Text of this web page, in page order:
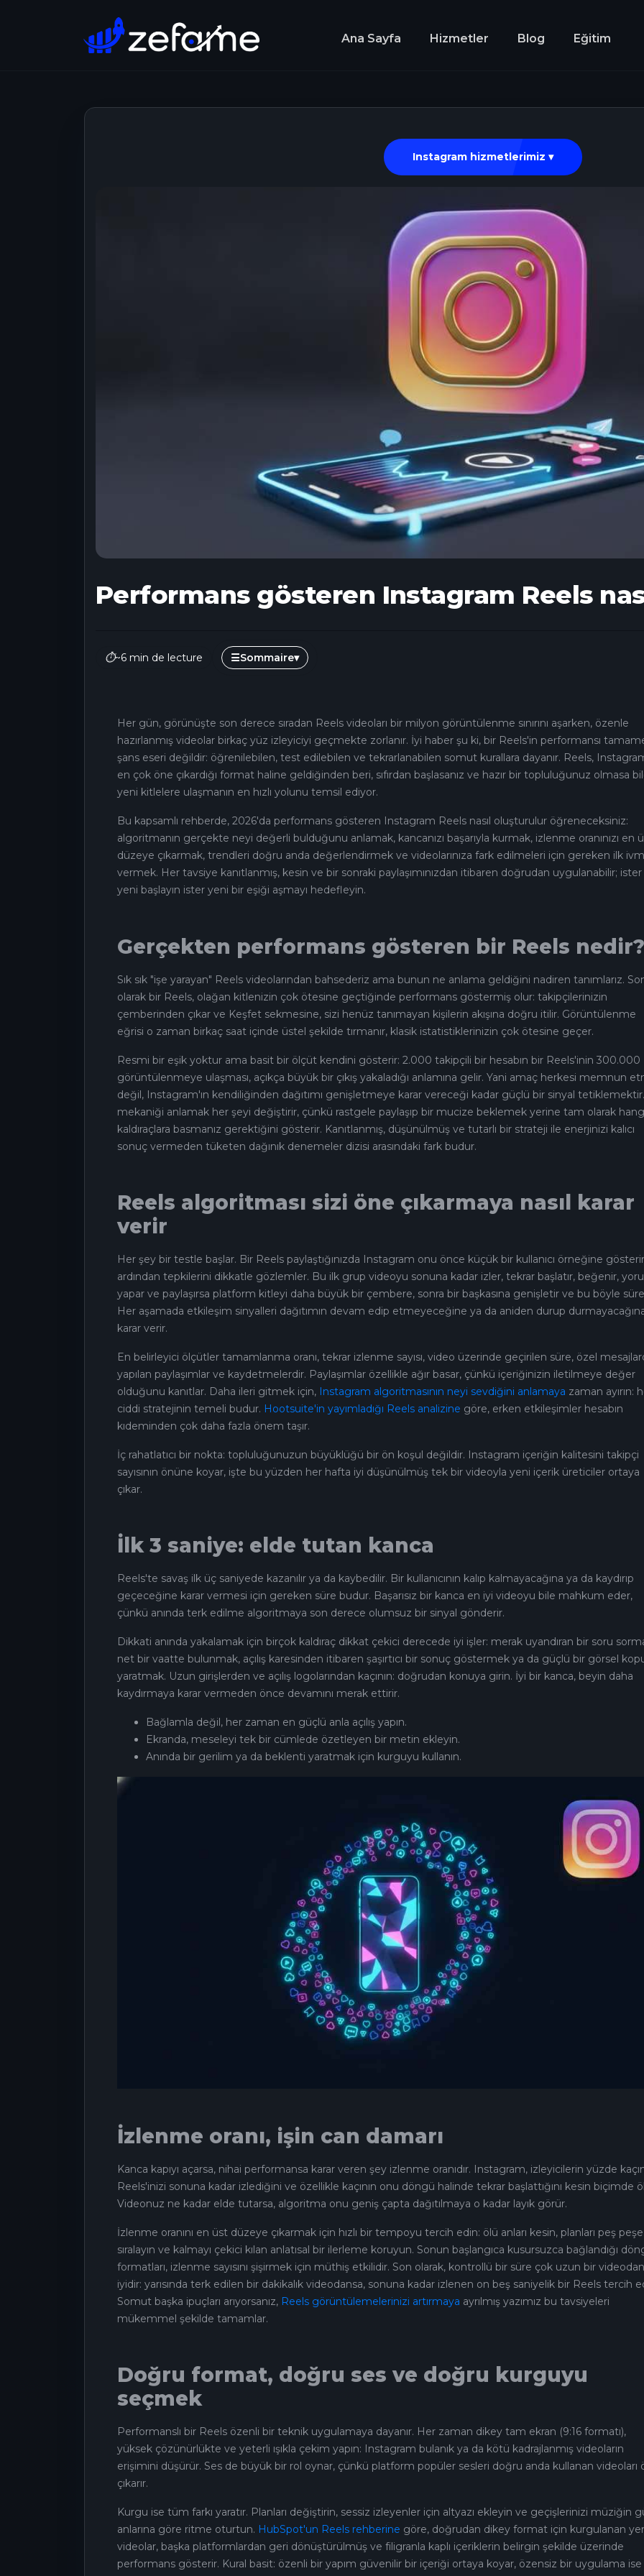
Ana Sayfa Hizmetler Blog Eğitim
Instagram hizmetlerimiz ▾
Performans gösteren Instagram Reels
⏱~6 min de lecture ☰Sommaire▾
Her gün, görünüşte son derece sıradan Reels videoları bir milyon görüntülenme sınırını aşarken, özenle
hazırlanmış videolar birkaç yüz izleyiciyi geçmekte zorlanır. İyi haber şu ki, bir Reels'in performansı
şans eseri değildir: öğrenilebilen, test edilebilen ve tekrarlanabilen somut kurallara dayanır. Reels,
en çok öne çıkardığı format haline geldiğinden beri, sıfırdan başlasanız ve hazır bir topluluğunuz olmasa
yeni kitlelere ulaşmanın en hızlı yolunu temsil ediyor.
Bu kapsamlı rehberde, 2026'da performans gösteren Instagram Reels nasıl oluşturulur öğreneceksiniz:
algoritmanın gerçekte neyi değerli bulduğunu anlamak, kancanızı başarıyla kurmak, izlenme oranınızı en
düzeye çıkarmak, trendleri doğru anda değerlendirmek ve videolarınıza fark edilmeleri için gereken ilk
vermek. Her tavsiye kanıtlanmış, kesin ve bir sonraki paylaşımınızdan itibaren doğrudan uygulanabilir; ister
yeni başlayın ister yeni bir eşiği aşmayı hedefleyin.
Gerçekten performans gösteren bir Reels nedir?
Sık sık "işe yarayan" Reels videolarından bahsederiz ama bunun ne anlama geldiğini nadiren tanımlarız.
olarak bir Reels, olağan kitlenizin çok ötesine geçtiğinde performans göstermiş olur: takipçilerinizin
çemberinden çıkar ve Keşfet sekmesine, sizi henüz tanımayan kişilerin akışına doğru itilir. Görüntülenme
eğrisi o zaman birkaç saat içinde üstel şekilde tırmanır, klasik istatistiklerinizin çok ötesine geçer.
Resmi bir eşik yoktur ama basit bir ölçüt kendini gösterir: 2.000 takipçili bir hesabın bir Reels'inin 300.000
görüntülenmeye ulaşması, açıkça büyük bir çıkış yakaladığı anlamına gelir. Yani amaç herkesi memnun
değil, Instagram'ın kendiliğinden dağıtımı genişletmeye karar vereceği kadar güçlü bir sinyal
mekaniği anlamak her şeyi değiştirir, çünkü rastgele paylaşıp bir mucize beklemek yerine tam olarak
kaldıraçlara basmanız gerektiğini gösterir. Kanıtlanmış, düşünülmüş ve tutarlı bir strateji ile enerjinizi kalıcı
sonuç vermeden tüketen dağınık denemeler dizisi arasındaki fark budur.
Reels algoritması sizi öne çıkarmaya nasıl karar
verir
Her şey bir testle başlar. Bir Reels paylaştığınızda Instagram onu önce küçük bir kullanıcı örneğine
ardından tepkilerini dikkatle gözlemler. Bu ilk grup videoyu sonuna kadar izler, tekrar başlatır, beğenir,
yapar ve paylaşırsa platform kitleyi daha büyük bir çembere, sonra bir başkasına genişletir ve bu böyle
Her aşamada etkileşim sinyalleri dağıtımın devam edip etmeyeceğine ya da aniden durup
karar verir.
En belirleyici ölçütler tamamlanma oranı, tekrar izlenme sayısı, video üzerinde geçirilen süre, özel
yapılan paylaşımlar ve kaydetmelerdir. Paylaşımlar özellikle ağır basar, çünkü içeriğinizin iletilmeye değer
olduğunu kanıtlar. Daha ileri gitmek için, Instagram algoritmasının neyi sevdiğini anlamaya zaman ayırın:
ciddi stratejinin temeli budur. Hootsuite'in yayımladığı Reels analizine göre, erken etkileşimler hesabın
kıdeminden çok daha fazla önem taşır.
İç rahatlatıcı bir nokta: topluluğunuzun büyüklüğü bir ön koşul değildir. Instagram içeriğin kalitesini takipçi
sayısının önüne koyar, işte bu yüzden her hafta iyi düşünülmüş tek bir videoyla yeni içerik üreticiler ortaya
çıkar.
İlk 3 saniye: elde tutan kanca
Reels'te savaş ilk üç saniyede kazanılır ya da kaybedilir. Bir kullanıcının kalıp kalmayacağına ya da kaydırıp
geçeceğine karar vermesi için gereken süre budur. Başarısız bir kanca en iyi videoyu bile mahkum eder,
çünkü anında terk edilme algoritmaya son derece olumsuz bir sinyal gönderir.
Dikkati anında yakalamak için birçok kaldıraç dikkat çekici derecede iyi işler: merak uyandıran bir soru
net bir vaatte bulunmak, açılış karesinden itibaren şaşırtıcı bir sonuç göstermek ya da güçlü bir görsel
yaratmak. Uzun girişlerden ve açılış logolarından kaçının: doğrudan konuya girin. İyi bir kanca, beyin daha
kaydırmaya karar vermeden önce devamını merak ettirir.
Bağlamla değil, her zaman en güçlü anla açılış yapın.
Ekranda, meseleyi tek bir cümlede özetleyen bir metin ekleyin.
Anında bir gerilim ya da beklenti yaratmak için kurguyu kullanın.
İzlenme oranı, işin can damarı
Kanca kapıyı açarsa, nihai performansa karar veren şey izlenme oranıdır. Instagram, izleyicilerin yüzde
Reels'inizi sonuna kadar izlediğini ve özellikle kaçının onu döngü halinde tekrar başlattığını kesin biçimde
Videonuz ne kadar elde tutarsa, algoritma onu geniş çapta dağıtılmaya o kadar layık görür.
İzlenme oranını en üst düzeye çıkarmak için hızlı bir tempoyu tercih edin: ölü anları kesin, planları peş peşe
sıralayın ve kalmayı çekici kılan anlatısal bir ilerleme koruyun. Sonun başlangıca kusursuzca bağlandığı
formatları, izlenme sayısını şişirmek için müthiş etkilidir. Son olarak, kontrollü bir süre çok uzun bir videodan
iyidir: yarısında terk edilen bir dakikalık videodansa, sonuna kadar izlenen on beş saniyelik bir Reels tercih
Somut başka ipuçları arıyorsanız, Reels görüntülemelerinizi artırmaya ayrılmış yazımız bu tavsiyeleri
mükemmel şekilde tamamlar.
Doğru format, doğru ses ve doğru kurguyu
seçmek
Performanslı bir Reels özenli bir teknik uygulamaya dayanır. Her zaman dikey tam ekran (9:16 formatı),
yüksek çözünürlükte ve yeterli ışıkla çekim yapın: Instagram bulanık ya da kötü kadrajlanmış videoların
erişimini düşürür. Ses de büyük bir rol oynar, çünkü platform popüler sesleri doğru anda kullanan videoları
çıkarır.
Kurgu ise tüm farkı yaratır. Planları değiştirin, sessiz izleyenler için altyazı ekleyin ve geçişlerinizi müziğin
anlarına göre ritme oturtun. HubSpot'un Reels rehberine göre, doğrudan dikey format için kurgulanan
videolar, başka platformlardan geri dönüştürülmüş ve filigranla kaplı içeriklerin belirgin şekilde üzerinde
performans gösterir. Kural basit: özenli bir yapım güvenilir bir içeriği ortaya koyar, özensiz bir uygulama ise